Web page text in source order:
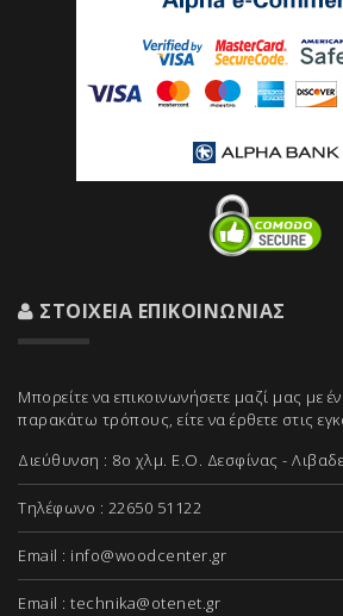
ΣΤΟΙΧΕΊΑ ΕΠΙΚΟΙΝΩΝΊΑΣ
Μπορείτε να επικοινωνήσετε μαζί μας με
παρακάτω τρόπους, είτε να έρθετε στις
Διεύθυνση : 8ο χλμ. Ε.Ο. Δεσφίνας -
Τηλέφωνο : 22650 51122
Email : info@woodcenter.gr
Email : technika@otenet.gr